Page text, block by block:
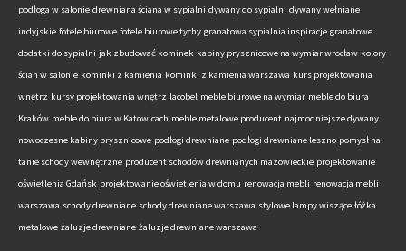
podłoga w salonie drewniana ściana w sypialni dywany do sypialni dywany wełniane
indyjskie fotele biurowe fotele biurowe tychy granatowa sypialnia inspiracje granatowe
dodatki do sypialni jak zbudować kominek kabiny prysznicowe na wymiar wrocław kolory
ścian w salonie kominki z kamienia kominki z kamienia warszawa kurs projektowania
wnętrz kursy projektowania wnętrz lacobel meble biurowe na wymiar meble do biura
Kraków meble do biura w Katowicach meble metalowe producent najmodniejsze dywany
nowoczesne kabiny prysznicowe podłogi drewniane podłogi drewniane leszno pomysł na
tanie schody wewnętrzne producent schodów drewnianych mazowieckie projektowanie
oświetlenia Gdańsk projektowanie oświetlenia w domu renowacja mebli renowacja mebli
warszawa schody drewniane schody drewniane warszawa stylowe lampy wiszące łóżka
metalowe żaluzje drewniane żaluzje drewniane warszawa